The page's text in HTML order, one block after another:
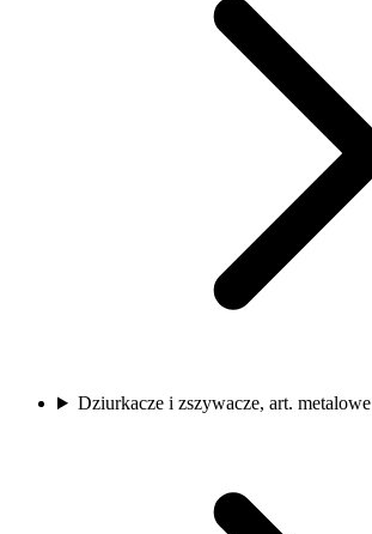
Dziurkacze i zszywacze, art. metalowe